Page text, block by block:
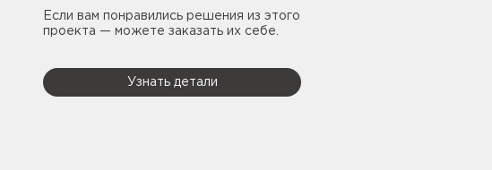
Если вам понравились решения из этого
проекта — можете заказать их себе.
Узнать детали